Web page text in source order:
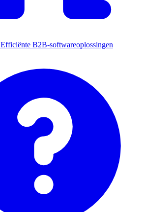
Efficiënte B2B-softwareoplossingen